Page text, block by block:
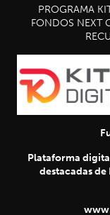
PROGRAMA
FONDOS NEXT
Plataforma
destacadas